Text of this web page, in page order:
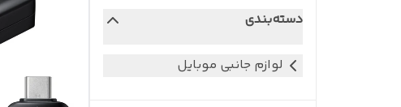
دسته‌بندی
لوازم جانبی موبایل